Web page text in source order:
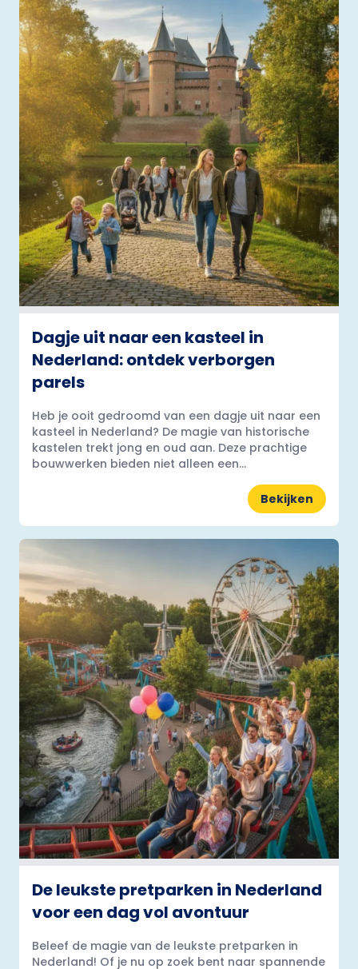
Dagje uit naar een kasteel in
Nederland: ontdek verborgen
parels
Heb je ooit gedroomd van een dagje uit naar een
kasteel in Nederland? De magie van historische
kastelen trekt jong en oud aan. Deze prachtige
bouwwerken bieden niet alleen een...
Bekijken
De leukste pretparken in Nederland
voor een dag vol avontuur
Beleef de magie van de leukste pretparken in
Nederland! Of je nu op zoek bent naar spannende